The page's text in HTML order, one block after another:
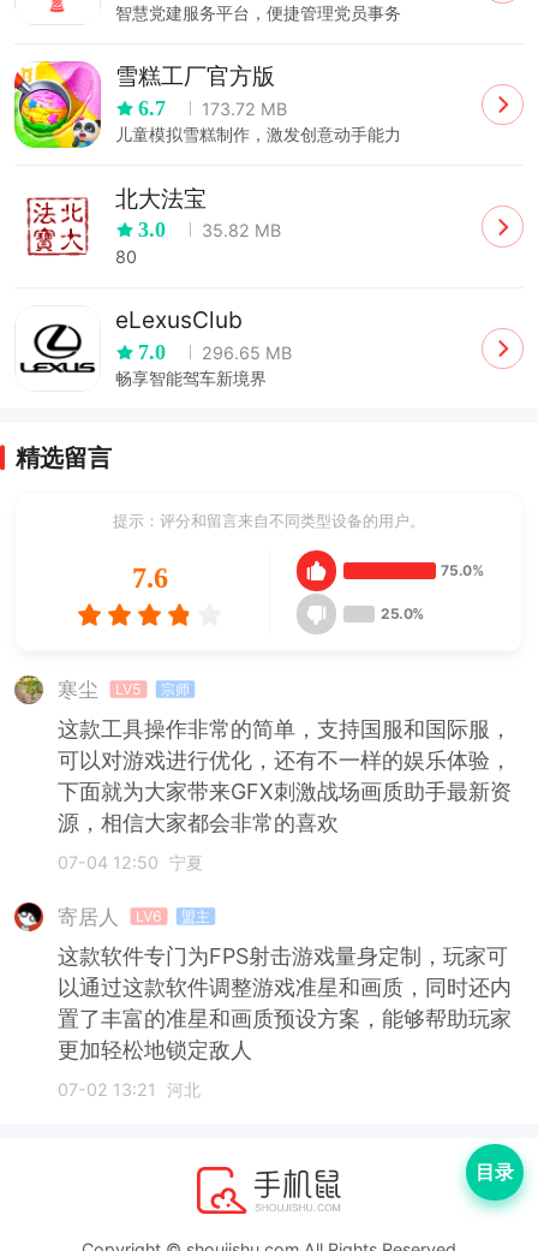
智慧党建服务平台，便捷管理党员事务
雪糕工厂官方版
6.7
173.72 MB
儿童模拟雪糕制作，激发创意动手能力
北大法宝
3.0
35.82 MB
80
eLexusClub
7.0
296.65 MB
畅享智能驾车新境界
精选留言
提示：评分和留言来自不同类型设备的用户。
7.6 75.0%
25.0%
寒尘 LV5 宗师
这款工具操作非常的简单，支持国服和国际服，
可以对游戏进行优化，还有不一样的娱乐体验，
下面就为大家带来GFX刺激战场画质助手最新资
源，相信大家都会非常的喜欢
07-04 12:50 宁夏
寄居人 LV6 盟主
这款软件专门为FPS射击游戏量身定制，玩家可
以通过这款软件调整游戏准星和画质，同时还内
置了丰富的准星和画质预设方案，能够帮助玩家
更加轻松地锁定敌人
07-02 13:21 河北
目录